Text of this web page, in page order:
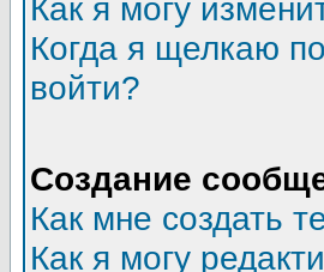
Как я могу
Когда я щелкаю
войти?
Создание
Как мне создать
Как я могу